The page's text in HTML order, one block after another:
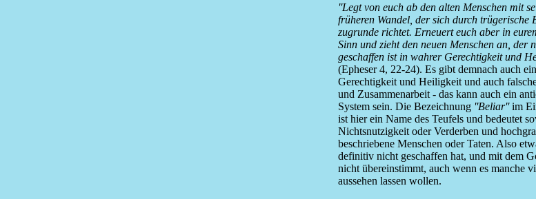
''Legt von euch ab den alten Menschen mit
früheren Wandel, der sich durch trügerische
zugrunde richtet. Erneuert euch aber in
Sinn und zieht den neuen Menschen an, der
geschaffen ist in wahrer Gerechtigkeit und
(Epheser 4, 22-24). Es gibt demnach auch
Gerechtigkeit und Heiligkeit und auch
und Zusammenarbeit - das kann auch ein
System sein. Die Bezeichnung ''Beliar''im
ist hier ein Name des Teufels und bedeutet
Nichtsnutzigkeit oder Verderben und
beschriebene Menschen oder Taten. Also
definitiv nicht geschaffen hat, und mit dem
nicht übereinstimmt, auch wenn es manche
aussehen lassen wollen.